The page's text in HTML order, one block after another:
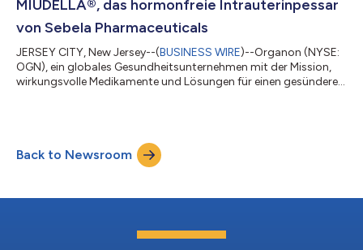
MIUDELLA®, das hormonfreie Intrauterinpessar
von Sebela Pharmaceuticals
JERSEY CITY, New Jersey--(BUSINESS WIRE)--Organon (NYSE:
OGN), ein globales Gesundheitsunternehmen mit der Mission,
wirkungsvolle Medikamente und Lösungen für einen gesünderen
Intrauterinpessar (IUP) von Sebela Pharmaceuticals,
geschlossen hat. Die Wirksamkeit dieser Transaktion unterliegt
der Prüfung gemäß dem Hart-Scott-Rodino Antitrust Imp...
Back to Newsroom